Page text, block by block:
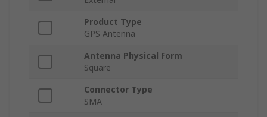
Product Type
GPS Antenna
Antenna Physical Form
Square
Connector Type
SMA